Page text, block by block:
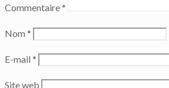
Commentaire*
Nom *
E-mail *
Site web